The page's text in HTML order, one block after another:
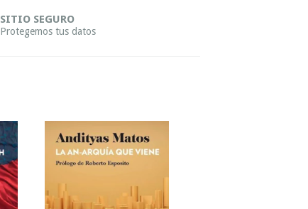
SITIO SEGURO
Protegemos tus datos